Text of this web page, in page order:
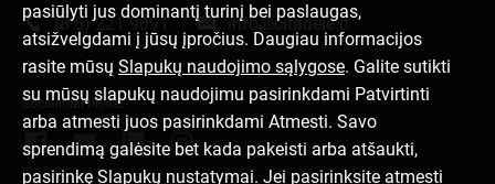
pasiūlyti jus dominantį turinį bei paslaugas,
atsižvelgdami į jūsų įpročius. Daugiau informacijos
rasite mūsų Slapukų naudojimo sąlygose. Galite sutikti
su mūsų slapukų naudojimu pasirinkdami Patvirtinti
arba atmesti juos pasirinkdami Atmesti. Savo
sprendimą galėsite bet kada pakeisti arba atšaukti,
pasirinkę Slapukų nustatymai. Jei pasirinksite atmesti
(8 5) 221 9091 info@citadele.lt
Socialiniai tinklai